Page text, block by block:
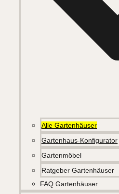
Alle Gartenhäuser
Gartenhaus-Konfigurator
Gartenmöbel
Ratgeber Gartenhäuser
FAQ Gartenhäuser